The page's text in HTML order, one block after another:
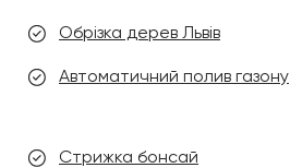
Обрізка дерев Львів
Автоматичний полив газону
Стрижка бонсай